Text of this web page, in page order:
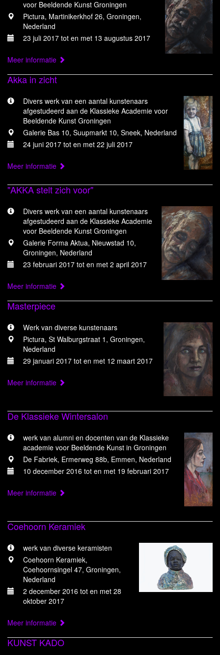
voor Beeldende Kunst Groningen
Pictura, Martinikerkhof 26, Groningen,
Nederland
23 juli 2017 tot en met 13 augustus 2017
Meer informatie
Akka in zicht
Divers werk van een aantal kunstenaars
afgestudeerd aan de Klassieke Academie voor
Beeldende Kunst Groningen
Galerie Bas 10, Suupmarkt 10, Sneek, Nederland
24 juni 2017 tot en met 22 juli 2017
Meer informatie
"AKKA stelt zich voor"
Divers werk van een aantal kunstenaars
afgestudeerd aan de Klassieke Academie
voor Beeldende Kunst Groningen
Galerie Forma Aktua, Nieuwstad 10,
Groningen, Nederland
23 februari 2017 tot en met 2 april 2017
Meer informatie
Masterpiece
Werk van diverse kunstenaars
Pictura, St Walburgstraat 1, Groningen,
Nederland
29 januari 2017 tot en met 12 maart 2017
Meer informatie
De Klassieke Wintersalon
werk van alumni en docenten van de Klassieke
academie voor Beeldende Kunst in Groningen
De Fabriek, Ermerweg 88b, Emmen, Nederland
10 december 2016 tot en met 19 februari 2017
Meer informatie
Coehoorn Keramiek
werk van diverse keramisten
Coehoorn Keramiek,
Coehoornsingel 47, Groningen,
Nederland
2 december 2016 tot en met 28
oktober 2017
Meer informatie
KUNST KADO